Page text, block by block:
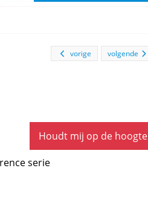
volgende
vorige
Houdt mij op de hoogte
serie